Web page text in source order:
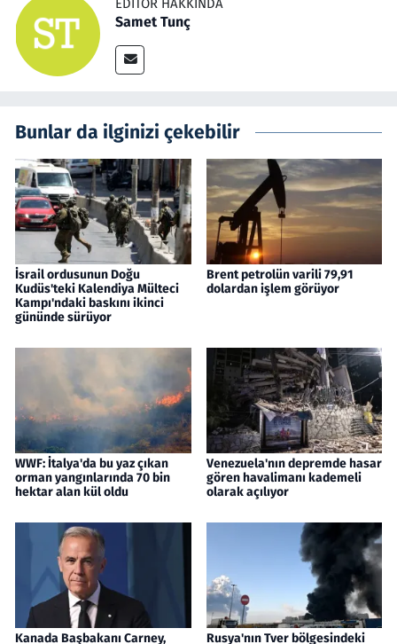
EDITÖR HAKKINDA
Samet Tunç
Bunlar da ilginizi çekebilir
İsrail ordusunun Doğu
Kudüs'teki Kalendiya Mülteci
Kampı'ndaki baskını ikinci
gününde sürüyor
Brent petrolün varili 79,91
dolardan işlem görüyor
WWF: İtalya'da bu yaz çıkan
orman yangınlarında 70 bin
hektar alan kül oldu
Venezuela'nın depremde hasar
gören havalimanı kademeli
olarak açılıyor
Kanada Başbakanı Carney,
Rusya'nın Tver bölgesindeki